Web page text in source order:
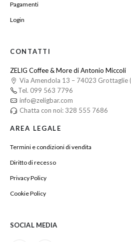
Pagamenti
Login
CONTATTI
ZELIG Coffee & More di Antonio Miccoli
Via Amendola 13 – 74023 Grottaglie
Tel. 099 563 7796
info@zeligbar.com
Chatta con noi: 328 555 7686
AREA LEGALE
Termini e condizioni di vendita
Diritto di recesso
Privacy Policy
Cookie Policy
SOCIAL MEDIA